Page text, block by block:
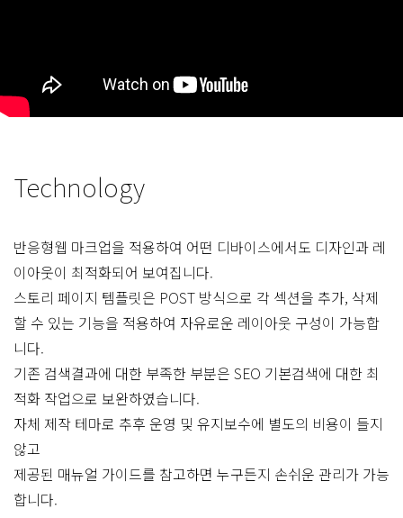
Technology
반응형웹 마크업을 적용하여 어떤 디바이스에서도 디자인과 레
이아웃이 최적화되어 보여집니다.
스토리 페이지 템플릿은 POST 방식으로 각 섹션을 추가, 삭제
할 수 있는 기능을 적용하여 자유로운 레이아웃 구성이 가능합
니다.
기존 검색결과에 대한 부족한 부분은 SEO 기본검색에 대한 최
적화 작업으로 보완하였습니다.
자체 제작 테마로 추후 운영 및 유지보수에 별도의 비용이 들지
않고
제공된 매뉴얼 가이드를 참고하면 누구든지 손쉬운 관리가 가능
합니다.